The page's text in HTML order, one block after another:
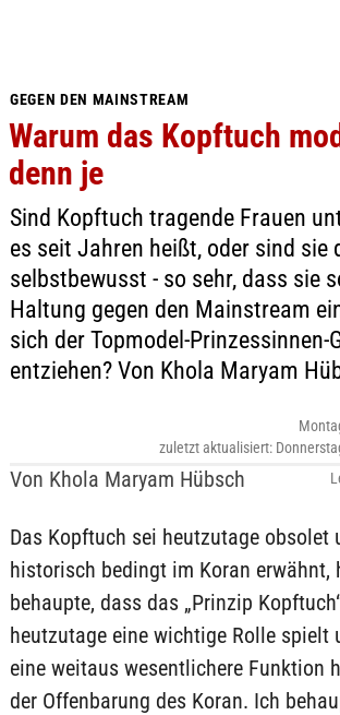
GEGEN DEN MAINSTREAM
Warum das Kopftuch
denn je
Sind Kopftuch tragende Frauen
es seit Jahren heißt, oder sind sie
selbstbewusst - so sehr, dass sie
Haltung gegen den Mainstream
sich der Topmodel-Prinzessinnen-
entziehen? Von Khola Maryam
Von Khola Maryam Hübsch
zuletzt aktualisiert:
Das Kopftuch sei heutzutage obsolet
historisch bedingt im Koran erwähnt,
behaupte, dass das „Prinzip
heutzutage eine wichtige Rolle spielt
eine weitaus wesentlichere Funktion
der Offenbarung des Koran. Ich